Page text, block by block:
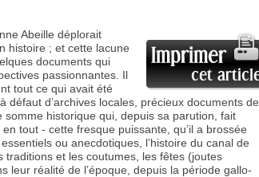
Abeille déplorait
histoire ; et cette lacune
documents qui
passionnantes. Il
tout ce qui avait été
défaut d’archives locales, précieux documents de
historique qui, depuis sa parution, fait
tout - cette fresque puissante, qu’il a brossée
ou anecdotiques, l’histoire du canal de
traditions et les coutumes, les fêtes (joutes
leur réalité de l’époque, depuis la période gallo-